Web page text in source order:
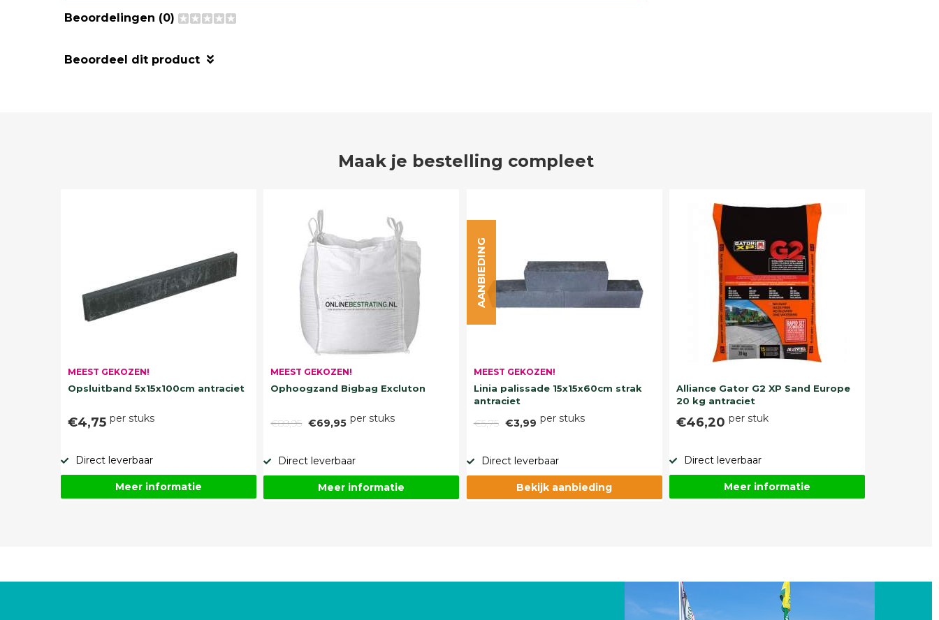
Beoordelingen (0)
Beoordeel dit product
Maak je bestelling compleet
MEEST GEKOZEN!
Opsluitband 5x15x100cm antraciet
€4,75 per stuks
Direct leverbaar
Meer informatie
MEEST GEKOZEN!
Ophoogzand Bigbag Excluton
€89,95 €69,95 per stuks
Direct leverbaar
Meer informatie
MEEST GEKOZEN!
Linia palissade 15x15x60cm strak
antraciet
€5,75 €3,99 per stuks
AANBIEDING
Direct leverbaar
Bekijk aanbieding
Alliance Gator G2 XP Sand Europe
20 kg antraciet
€46,20 per stuk
Direct leverbaar
Meer informatie